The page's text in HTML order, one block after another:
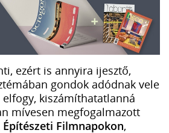
ezért is annyira ijesztő,
gondok adódnak vele
elfogy, kiszámíthatatlanná
mívesen megfogalmazott
Építészeti Filmnapokon,